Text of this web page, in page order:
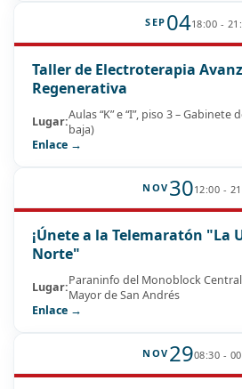
SEP 0418:00 -
Taller de Electroterapia
Regenerativa
Lugar:Aulas “K” e “I”, piso 3 –
baja)
Enlace →
NOV 3012:00 -
¡Únete a la Telemaratón "La
Norte"
Lugar:Paraninfo del Monoblock
Mayor de San Andrés
Enlace →
NOV 2908:30 -